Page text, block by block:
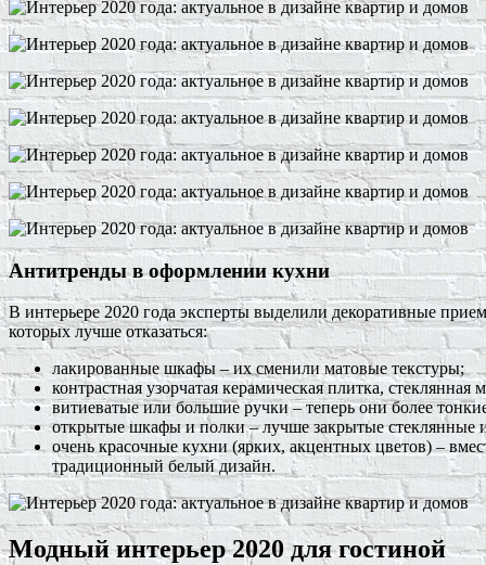
Антитренды в оформлении кухни
В интерьере 2020 года эксперты выделили декоративные
которых лучше отказаться:
лакированные шкафы – их сменили матовые текстуры;
контрастная узорчатая керамическая плитка, стеклянная
витиеватые или большие ручки – теперь они более
открытые шкафы и полки – лучше закрытые стеклянные
очень красочные кухни (ярких, акцентных цветов) –
традиционный белый дизайн.
Модный интерьер 2020 для гостиной